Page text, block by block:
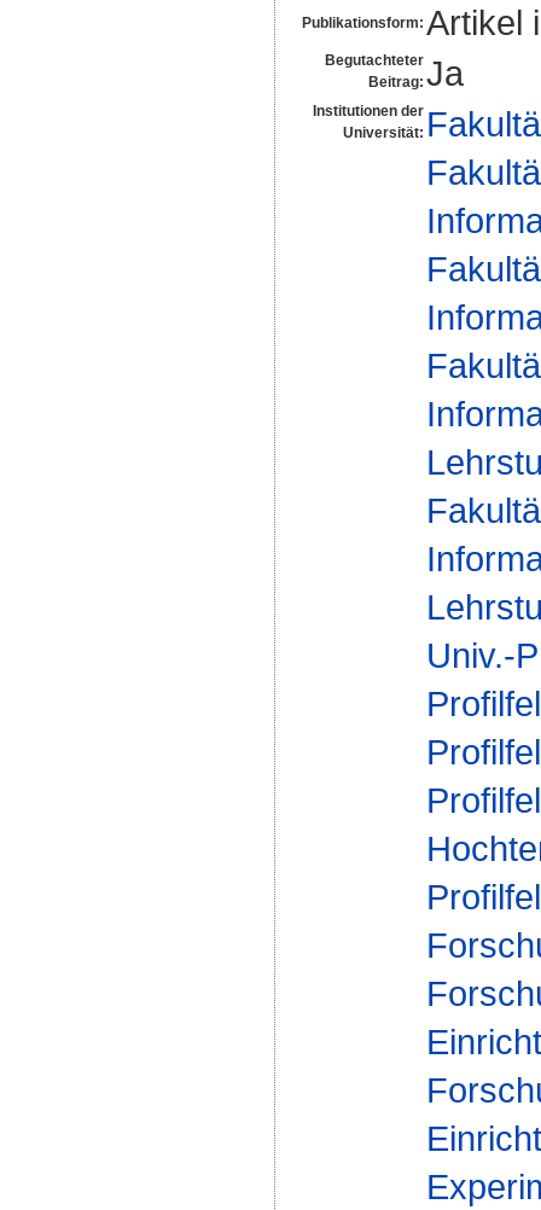
Publikationsform: Artikel
Begutachteter
Beitrag: Ja
Institutionen der
Universität:
Univ.-